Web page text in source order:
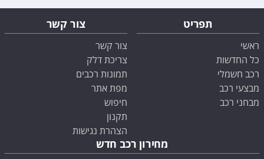
תפריט
ראשי
כל החדשות
רכב חשמלי
מבצעי רכב
מבחני רכב
צור קשר
צור קשר
צריכת דלק
תמונות רכבים
מפת אתר
חיפוש
תקנון
הצהרת נגישות
מחירון רכב חדש